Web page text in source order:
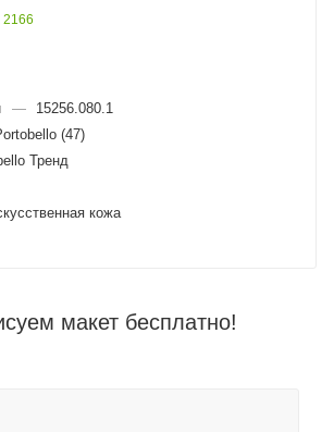
2166
—
15256.080.1
(47)
Тренд
кожа
макет бесплатно!